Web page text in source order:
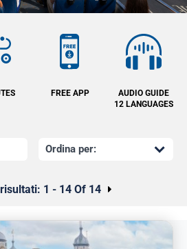
AUDIO GUIDE
FREE
CANCELLATIONS
1 - 14 Of 14